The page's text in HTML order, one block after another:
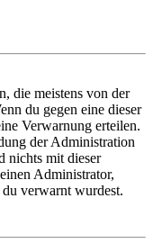
die meistens von der
du gegen eine dieser
Verwarnung erteilen.
der Administration
nichts mit dieser
Administrator,
verwarnt wurdest.